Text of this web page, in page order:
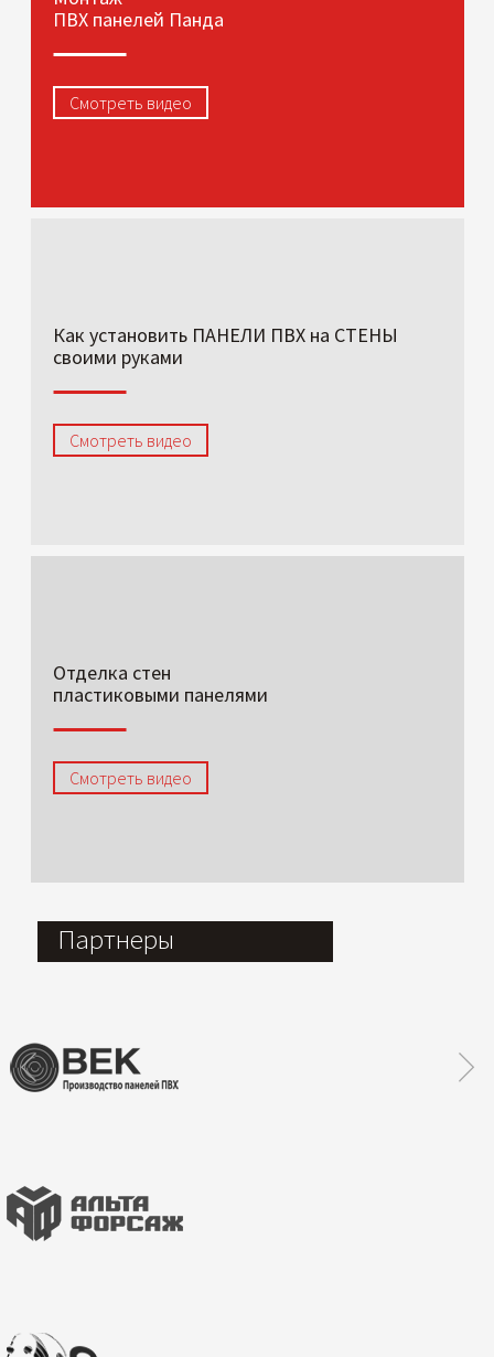
ПВХ панелей Панда
Смотреть видео
Как установить ПАНЕЛИ ПВХ на СТЕНЫ
своими руками
Смотреть видео
Отделка стен
пластиковыми панелями
Смотреть видео
Партнеры